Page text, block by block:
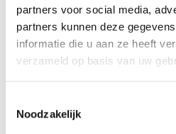
partners voor social media,
partners kunnen deze
informatie die u aan ze heeft
verzameld op basis van uw
Noodzakelijk
Dennis spaart in die
zijn privérekening
Sara spaart € 10.000